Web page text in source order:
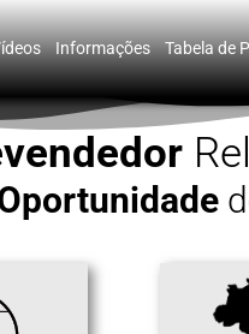
Informações Tabela de
entender como você usa
.